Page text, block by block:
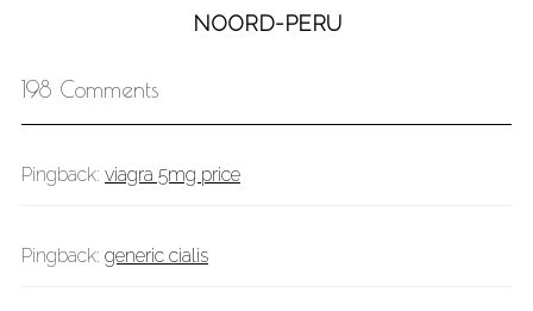
NOORD-PERU
198 Comments
Pingback: viagra 5mg price
Pingback: generic cialis